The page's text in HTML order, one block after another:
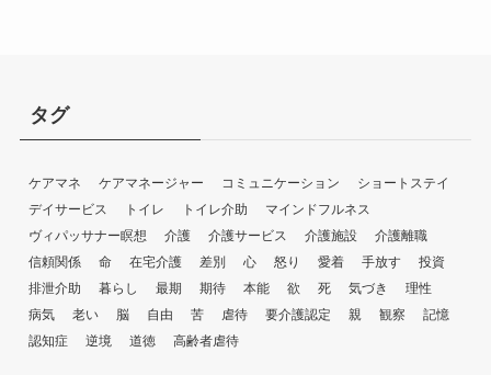
タグ
ケアマネ ケアマネージャー コミュニケーション
ショートステイ
デイサービス
トイレ トイレ介助
マインドフルネス
ヴィパッサナー瞑想
介護 介護サービス 介護施設
介護離職
信頼関係
命 在宅介護 差別 心 怒り 愛着 手放す
投資
排泄介助
暮らし 最期 期待 本能 欲 死 気づき
理性
病気
老い 脳 自由 苦 虐待 要介護認定 親 観察
記憶
認知症
逆境 道徳 高齢者虐待